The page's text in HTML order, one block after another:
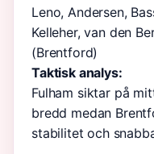
Leno, Andersen,
Kelleher, van den
(Brentford)
Taktisk analys:
Fulham siktar på
bredd medan
stabilitet och